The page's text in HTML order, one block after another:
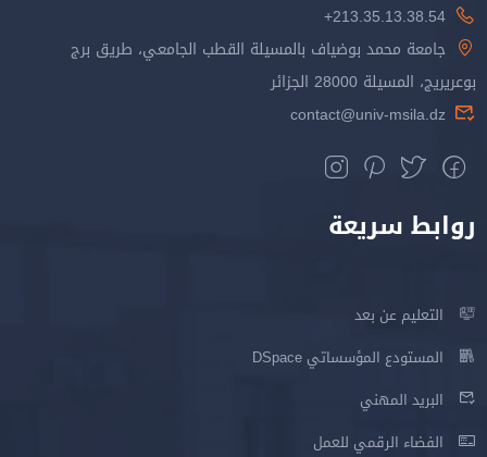
213.35.13.38.54+
جامعة محمد بوضياف بالمسيلة القطب الجامعي، طريق برج
بوعريريج، المسيلة 28000 الجزائر
contact@univ-msila.dz
روابط سريعة
التعليم عن بعد
المستودع المؤسساتي DSpace
البريد المهني
الفضاء الرقمي للعمل